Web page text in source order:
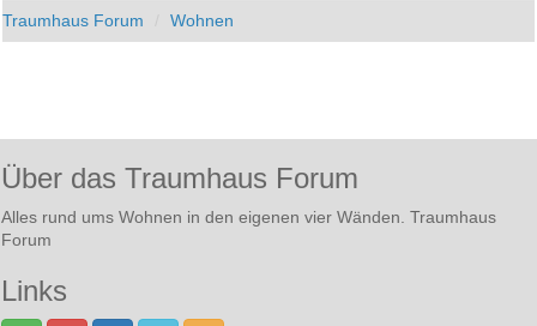
Traumhaus Forum Wohnen
Über das Traumhaus Forum
Alles rund ums Wohnen in den eigenen vier Wänden. Traumhaus
Forum
Links